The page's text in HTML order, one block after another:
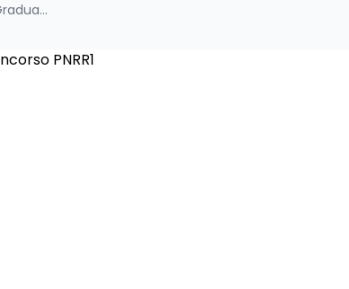
Importanza della Pubblicazione delle Graduatorie nel Concorso PNRR1